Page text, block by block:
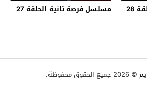
28
مسلسل فرصة تانية الحلقة 27
© 2026 جميع الحقوق محفوظة.